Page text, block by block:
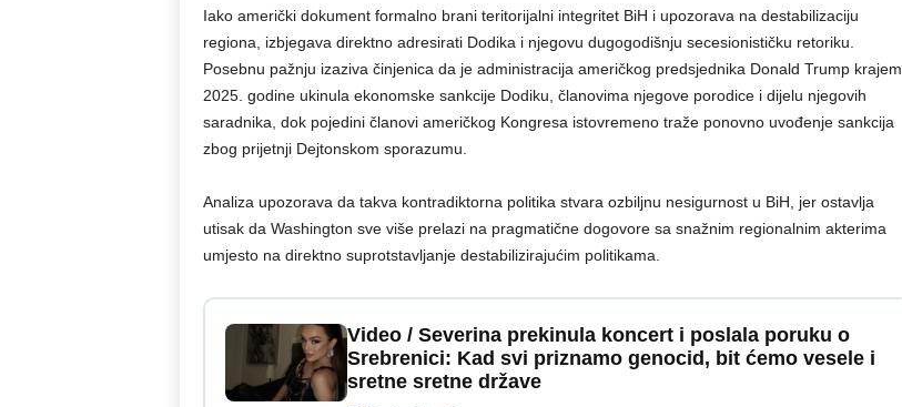
Iako američki dokument formalno brani teritorijalni integritet BiH i upozorava na destabilizaciju
regiona, izbjegava direktno adresirati Dodika i njegovu dugogodišnju secesionističku retoriku.
Posebnu pažnju izaziva činjenica da je administracija američkog predsjednika Donald Trump krajem
2025. godine ukinula ekonomske sankcije Dodiku, članovima njegove porodice i dijelu njegovih
saradnika, dok pojedini članovi američkog Kongresa istovremeno traže ponovno uvođenje sankcija
zbog prijetnji Dejtonskom sporazumu.
Analiza upozorava da takva kontradiktorna politika stvara ozbiljnu nesigurnost u BiH, jer ostavlja
utisak da Washington sve više prelazi na pragmatične dogovore sa snažnim regionalnim akterima
umjesto na direktno suprotstavljanje destabilizirajućim politikama.
Video / Severina prekinula koncert i poslala poruku o
Srebrenici: Kad svi priznamo genocid, bit ćemo vesele i
sretne sretne države